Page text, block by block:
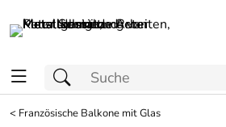
< Französische Balkone mit Glas